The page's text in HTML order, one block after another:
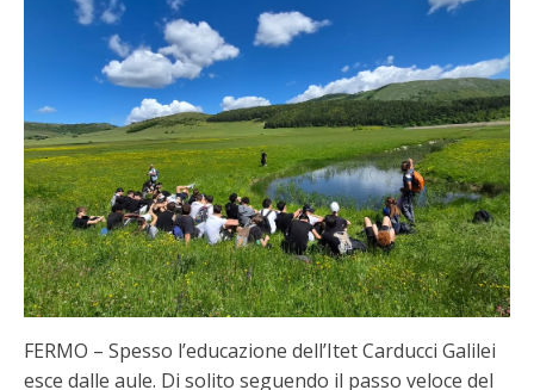
FERMO – Spesso l’educazione dell’Itet Carducci Galilei
esce dalle aule. Di solito seguendo il passo veloce del